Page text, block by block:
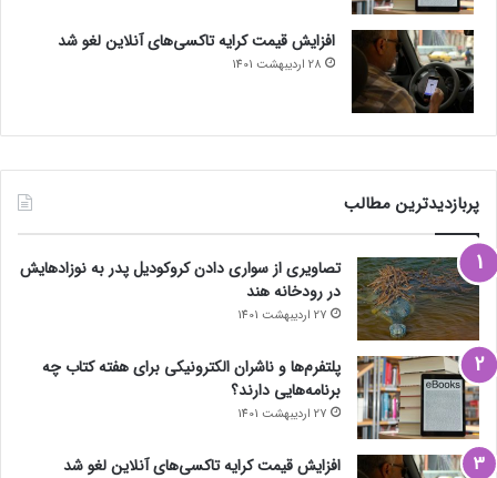
افزایش قیمت کرایه تاکسی‌های آنلاین لغو شد
28 اردیبهشت 1401
پربازدیدترین مطالب
تصاویری از سواری دادن کروکودیل پدر به نوزادهایش
در رودخانه هند
27 اردیبهشت 1401
پلتفرم‌ها و ناشران الکترونیکی برای هفته کتاب چه
برنامه‌هایی دارند؟
27 اردیبهشت 1401
افزایش قیمت کرایه تاکسی‌های آنلاین لغو شد